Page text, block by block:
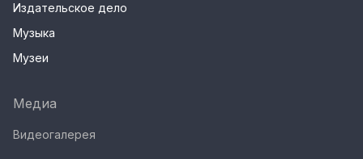
Издательское дело
Музыка
Музеи
Медиа
Видеогалерея